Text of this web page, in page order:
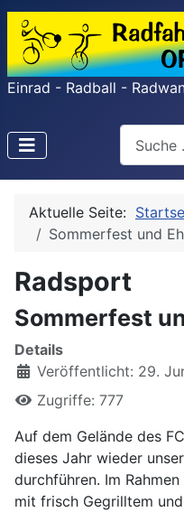
Einrad - Radball -
Search
Type 2
Aktuelle Seite:
Sommerfest und
Radsport
Sommerfest
Details
Veröffentlicht: 29.
Zugriffe: 777
Auf dem Gelände des
dieses Jahr wieder
durchführen. Im
mit frisch Gegrilltem